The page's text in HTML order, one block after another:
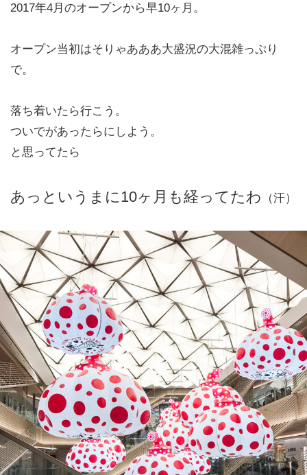
2017年4月のオープンから早10ヶ月。
オープン当初はそりゃあああ大盛況の大混雑っぷり
で。
落ち着いたら行こう。
ついでがあったらにしよう。
と思ってたら
あっというまに10ヶ月も経ってたわ （汗）